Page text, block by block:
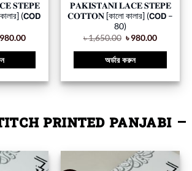
𝐒𝐓𝐄𝐏𝐄
(𝗖𝗢𝗗
980.00
𝐏𝐀𝐊𝐈𝐒𝐓𝐀𝐍𝐈 𝐋𝐀𝐂𝐄 𝐒𝐓𝐄𝐏𝐄
𝐂𝐎𝐓𝐓𝐎𝐍 [কালো কালার] (𝗖𝗢𝗗 –
80)
৳1,650.00 ৳980.00
অর্ডার করুন
PRINTED PANJABI